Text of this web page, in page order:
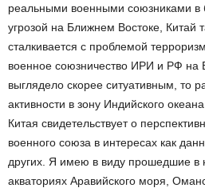
реальными военными союзниками в
угрозой на Ближнем Востоке, Китай
сталкивается с проблемой
военное союзничество ИРИ и РФ на
выглядело скорее ситуативным, то
активности в зону Индийского
Китая свидетельствует о
военного союза в интересах как
других. Я имею в виду прошедшие в
акваториях Аравийского моря,